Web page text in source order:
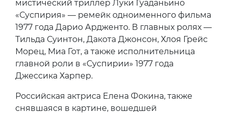
мистический триллер Луки Гуаданьино
«Суспирия» — ремейк одноименного фильма
1977 года Дарио Ардженто. В главных ролях —
Тильда Суинтон, Дакота Джонсон, Хлоя Грейс
Морец, Миа Гот, а также исполнительница
главной роли в «Суспирии» 1977 года
Джессика Харпер.
Российская актриса Елена Фокина, также
снявшаяся в картине, вошедшей